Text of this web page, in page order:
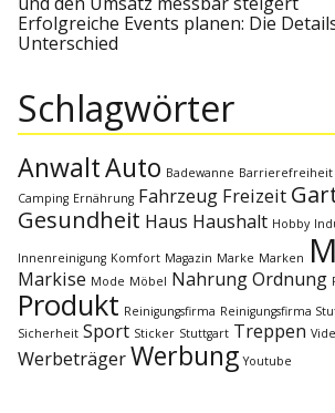
v
i
g
a
t
i
o
Erfolgreiche Events planen: Die
Unterschied
Schlagwörter
AnwaltAuto Badewanne Barrierefreiheit
Camping Ernährung Fahrzeug Freizeit
Gesundheit Haus Haushalt Hobby
Innenreinigung Komfort Magazin Marke Marken
Markise Mode Möbel NahrungOrdnung
Produkt Reinigungsfirma Reinigungsfirma
Sicherheit Sport Sticker Stuttgart Treppen
WerbeträgerWerbung Youtube